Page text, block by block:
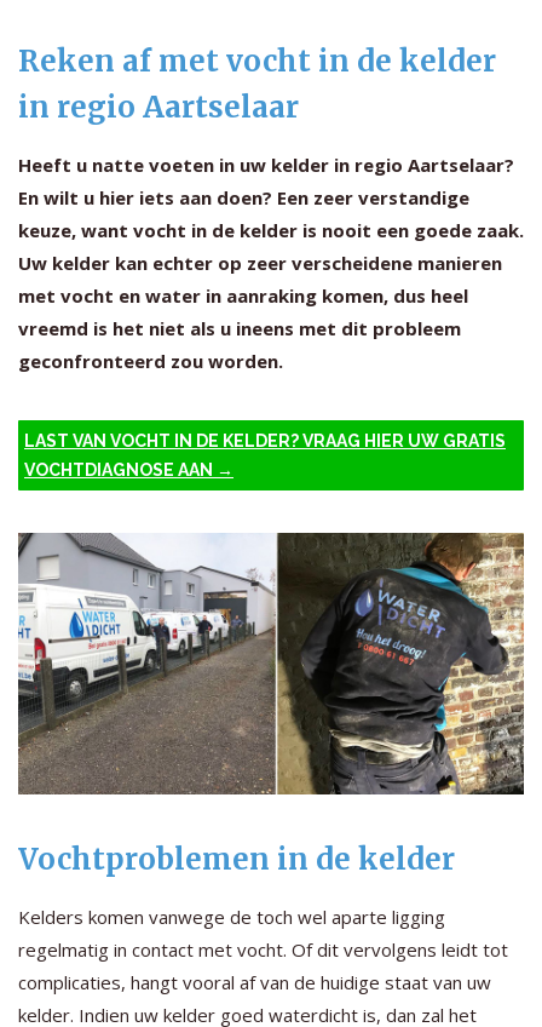
Reken af met vocht in de kelder
in regio Aartselaar
Heeft u natte voeten in uw kelder in regio Aartselaar?
En wilt u hier iets aan doen? Een zeer verstandige
keuze, want vocht in de kelder is nooit een goede zaak.
Uw kelder kan echter op zeer verscheidene manieren
met vocht en water in aanraking komen, dus heel
vreemd is het niet als u ineens met dit probleem
geconfronteerd zou worden.
LAST VAN VOCHT IN DE KELDER? VRAAG HIER UW GRATIS
VOCHTDIAGNOSE AAN →
Vochtproblemen in de kelder
Kelders komen vanwege de toch wel aparte ligging
regelmatig in contact met vocht. Of dit vervolgens leidt tot
complicaties, hangt vooral af van de huidige staat van uw
kelder. Indien uw kelder goed waterdicht is, dan zal het